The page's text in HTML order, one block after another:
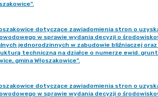
dotyczące zawiadomienia stron o
w sprawie wydania decyzji o
jednorodzinnych w zabudowie bliźniaczej
techniczną na działce o numerze ewid.
gmina Włoszakowice”.
dotyczące zawiadomienia stron o
w sprawie wydania decyzji o